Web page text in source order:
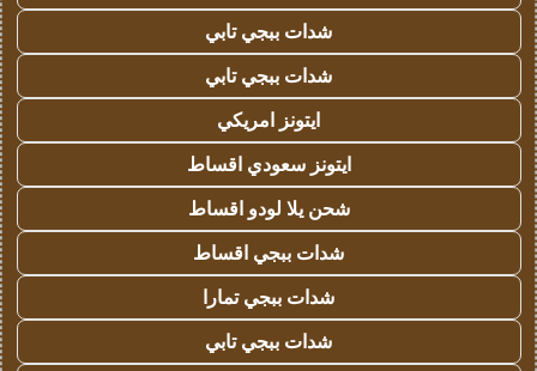
شدات ببجي تابي
شدات ببجي تابي
ايتونز امريكي
ايتونز سعودي اقساط
شحن يلا لودو اقساط
شدات ببجي اقساط
شدات ببجي تمارا
شدات ببجي تابي